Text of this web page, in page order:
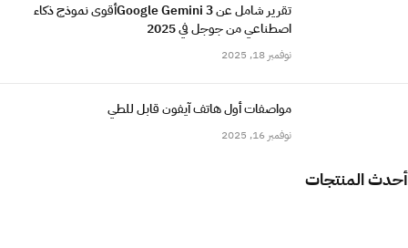
تقرير شامل عن Google Gemini 3أقوى نموذج ذكاء
اصطناعي من جوجل في 2025
نوفمبر 18, 2025
مواصفات أول هاتف آيفون قابل للطي
نوفمبر 16, 2025
أحدث المنتجات